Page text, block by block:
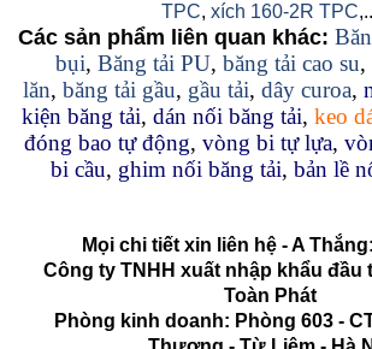
TPC, xích 160-2R TPC
Các sản phẩm liên quan khác:
bụi, Băng tải PU, băng tải cao su,
lăn, băng tải gầu, gầu tải, dây curoa,
kiện băng tải, dán nối băng tải, keo
đóng bao tự động, vòng bi tự lựa,
bi cầu, ghim nối băng tải, bản lề
Mọi chi tiết xin liên hệ - A Thắng:
Công ty TNHH xuất nhập khẩu đầu
Toàn Phát
Phòng kinh doanh: Phòng 603 -